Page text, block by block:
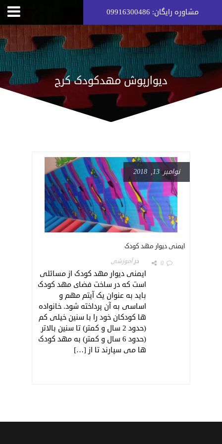
مشاوره رایگان: 09916300486
دیوارپوش مهدکودک کرج
نوامبر 13, 2018
ایمنی دیوار مهد کودک
درآموزشی 0
ایمنی دیوار مهد کودک از مسائلی
است که در ساخت فضای مهد کودک
باید به عنوان یک آیتم مهم و
اساسی به آن پرداخته شود. خانواده
ها کودکان خود را با سنین خیلی کم
(حدود 2 سال و کمتر) تا سنین بالاتر
(حدود 6 سال و کمتر) به مهد کودک
ها می سپارند تا از […]